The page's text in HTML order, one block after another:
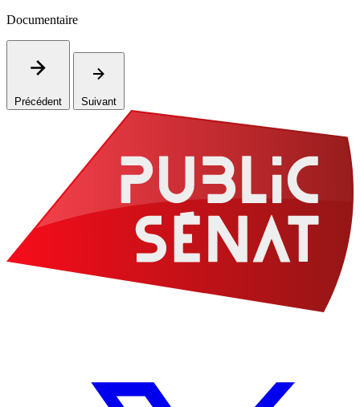
Documentaire
Précédent Suivant